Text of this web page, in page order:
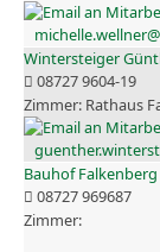
Wintersteiger
08727 9604-19
Rathaus
Bauhof Falkenberg
08727 969687